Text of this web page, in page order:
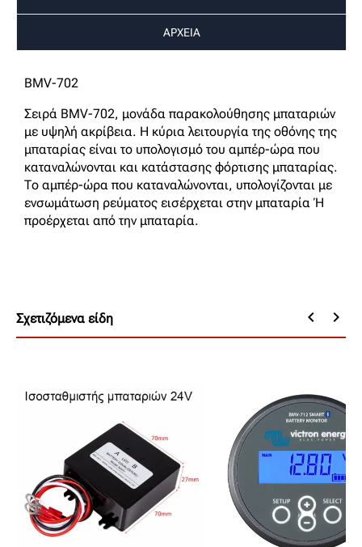
ΑΡΧΕΙΑ
BMV-702
Σειρά BMV-702, μονάδα παρακολούθησης μπαταριών
με υψηλή ακρίβεια. Η κύρια λειτουργία της οθόνης της
μπαταρίας είναι το υπολογισμό του αμπέρ-ώρα που
καταναλώνονται και κατάστασης φόρτισης μπαταρίας.
Το αμπέρ-ώρα που καταναλώνονται, υπολογίζονται με
ενσωμάτωση ρεύματος εισέρχεται στην μπαταρία ή
προέρχεται από την μπαταρία.
Σχετιζόμενα είδη keyboard_arrow_left keyboard_arrow_right